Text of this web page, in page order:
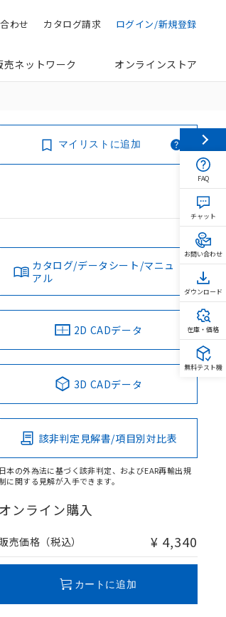
ログイン/新規登録
カタログ請求
わせ
売ネットワーク オンラインストア
マイリストに追加
カタログ/データシート/マニュ
アル
2D CADデータ
3D CADデータ
該非判定見解書/項目別対比表
日本の外為法に基づく該非判定、およびEAR再輸出規
に関する見解が入手できます。
オンライン購入
販売価格（税込） ¥ 4,340
カートに追加
FAQ
チャット
お問い合わせ
ダウンロード
在庫・価格
無料テスト機